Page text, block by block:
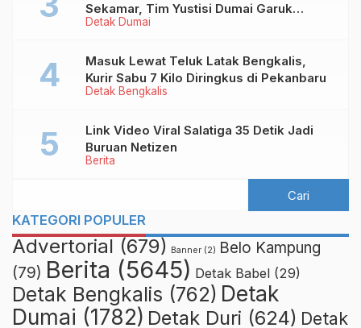
Detak Dumai
Sekamar, Tim Yustisi Dumai Garuk
Puluhan Pasangan Mesum
Detak Bengkalis
Masuk Lewat Teluk Latak Bengkalis,
Kurir Sabu 7 Kilo Diringkus di Pekanbaru
Berita
Link Video Viral Salatiga 35 Detik Jadi
Buruan Netizen
KATEGORI POPULER
Advertorial (679) Banner (2) Belo Kampung
(79) Berita (5645) Detak Babel (29)
Detak Bengkalis (762) Detak
Dumai (1782) Detak Duri (624) Detak